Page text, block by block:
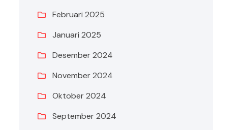
Februari 2025
Januari 2025
Desember 2024
November 2024
Oktober 2024
September 2024